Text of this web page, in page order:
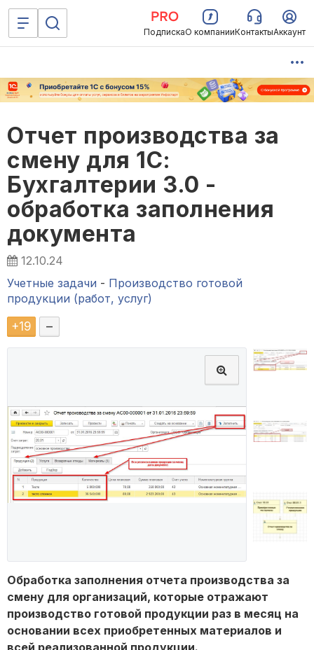
ПодпискаО компанииКонтактыАккаунт
Отчет производства за
смену для 1С:
Бухгалтерии 3.0 -
обработка заполнения
документа
12.10.24
Учетные задачи - Производство готовой
продукции (работ, услуг)
+19 –
Обработка заполнения отчета производства за
смену для организаций, которые отражают
производство готовой продукции раз в месяц на
основании всех приобретенных материалов и